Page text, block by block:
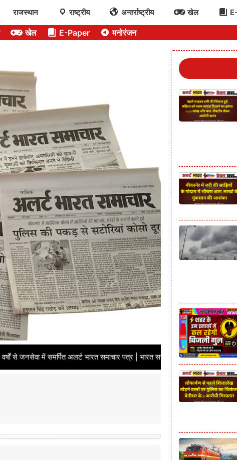
राजस्थान राष्ट्रीय अन्तर्राष्ट्रीय खेल
खेल E-Paper मनोरंजन
अलर्ट भारत समाचार पत्र | भारत सरकार से पंजीकृत समाचार पत्र का RNI नं.